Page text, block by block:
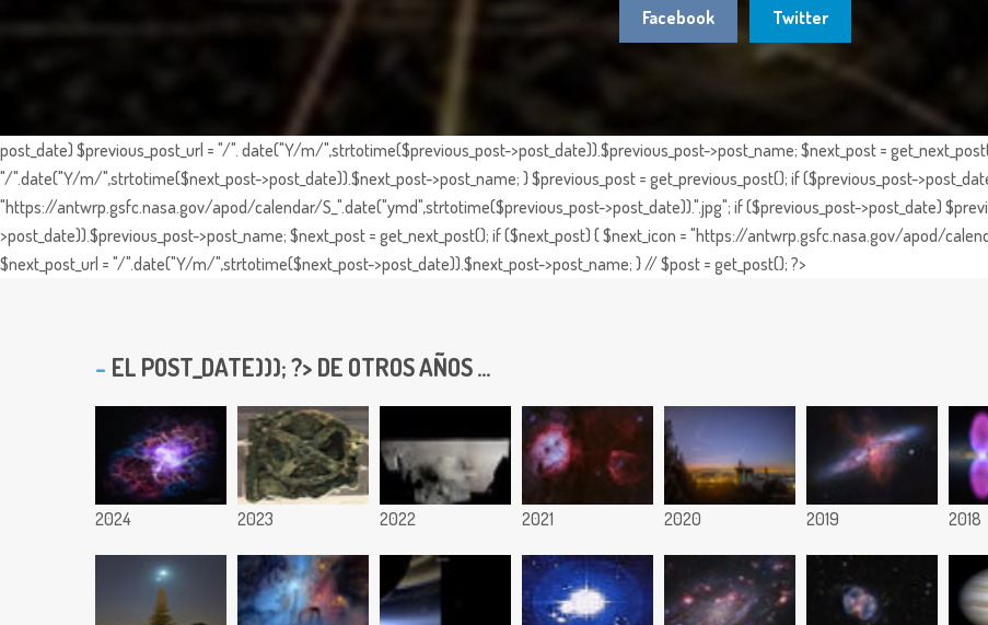
Facebook Twitter
post_date) $previous_post_url = "/". date("Y/m/",strtotime($previous_post->post_date)).$previous_post->post_name; $next_post =
"/".date("Y/m/",strtotime($next_post->post_date)).$next_post->post_name; } $previous_post = get_previous_post(); if ($previous_post-
"https://antwrp.gsfc.nasa.gov/apod/calendar/S_".date("ymd",strtotime($previous_post->post_date)).".jpg"; if ($previous_post->post_date)
>post_date)).$previous_post->post_name; $next_post = get_next_post(); if ($next_post) { $next_icon = "https://antwrp.gsfc.nasa.gov/apod/
$next_post_url = "/".date("Y/m/",strtotime($next_post->post_date)).$next_post->post_name; } // $post = get_post(); ?>
EL POST_DATE))); ?> DE OTROS AÑOS ...
2024 2023 2022 2021 2020 2019 2018